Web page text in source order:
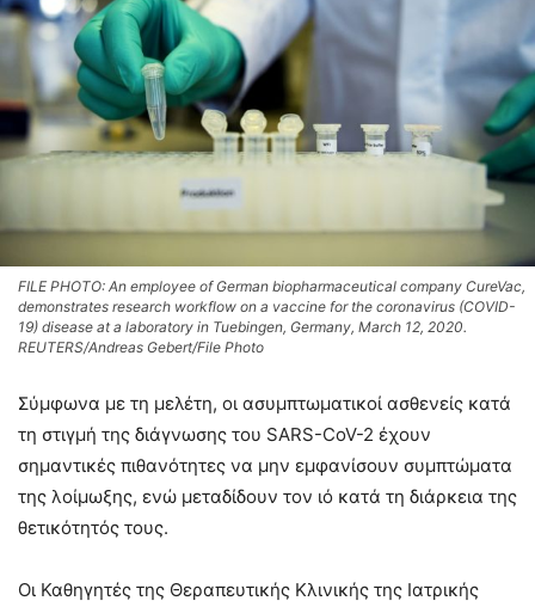
FILE PHOTO: An employee of German biopharmaceutical company CureVac,
demonstrates research workflow on a vaccine for the coronavirus (COVID-
19) disease at a laboratory in Tuebingen, Germany, March 12, 2020.
REUTERS/Andreas Gebert/File Photo
Σύμφωνα με τη μελέτη, οι ασυμπτωματικοί ασθενείς κατά
τη στιγμή της διάγνωσης του SARS-CoV-2 έχουν
σημαντικές πιθανότητες να μην εμφανίσουν συμπτώματα
της λοίμωξης, ενώ μεταδίδουν τον ιό κατά τη διάρκεια της
θετικότητός τους.
Οι Καθηγητές της Θεραπευτικής Κλινικής της Ιατρικής